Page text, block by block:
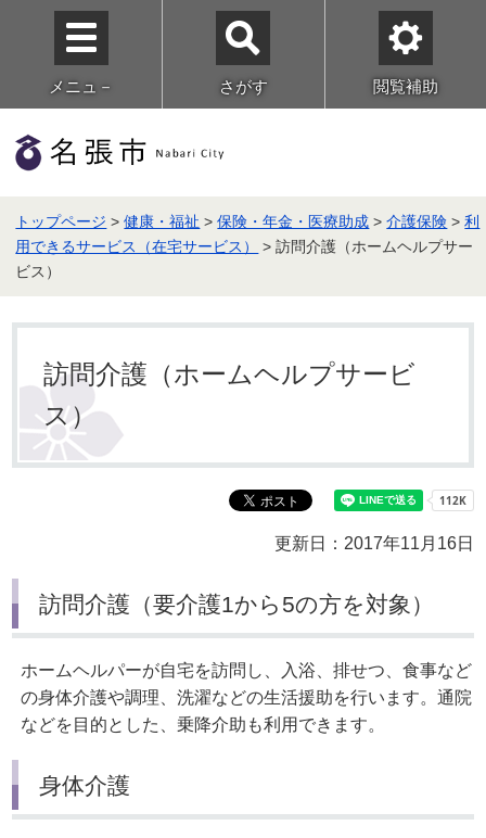
メニュ－ さがす 閲覧補助
トップページ >健康・福祉 >保険・年金・医療助成 >介護保険 >利
用できるサービス（在宅サービス）
> 訪問介護（ホームヘルプサー
ビス）
訪問介護（ホームヘルプサービ
ス）
更新日：2017年11月16日
訪問介護（要介護1から5の方を対象）
ホームヘルパーが自宅を訪問し、入浴、排せつ、食事など
の身体介護や調理、洗濯などの生活援助を行います。通院
などを目的とした、乗降介助も利用できます。
身体介護